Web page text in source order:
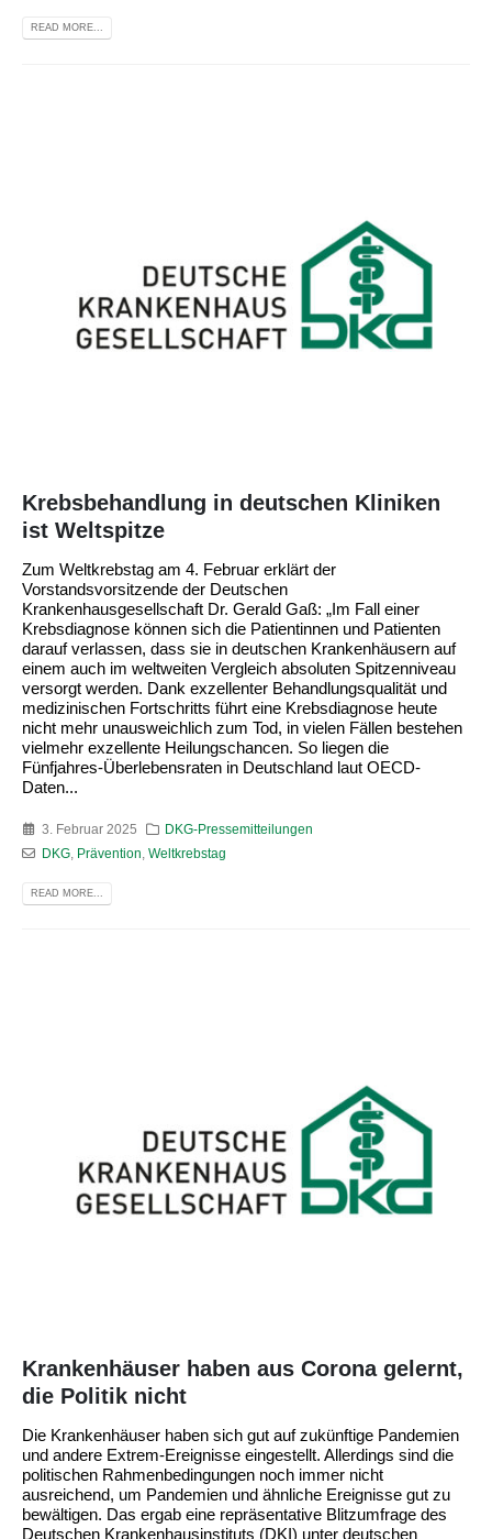
READ MORE...
Krebsbehandlung in deutschen Kliniken
ist Weltspitze
Zum Weltkrebstag am 4. Februar erklärt der
Vorstandsvorsitzende der Deutschen
Krankenhausgesellschaft Dr. Gerald Gaß: „Im Fall einer
Krebsdiagnose können sich die Patientinnen und Patienten
darauf verlassen, dass sie in deutschen Krankenhäusern auf
einem auch im weltweiten Vergleich absoluten Spitzenniveau
versorgt werden. Dank exzellenter Behandlungsqualität und
medizinischen Fortschritts führt eine Krebsdiagnose heute
nicht mehr unausweichlich zum Tod, in vielen Fällen bestehen
vielmehr exzellente Heilungschancen. So liegen die
Fünfjahres-Überlebensraten in Deutschland laut OECD-
Daten...
3. Februar 2025
DKG-Pressemitteilungen
DKG, Prävention Weltkrebstag
READ MORE...
Krankenhäuser haben aus Corona gelernt,
die Politik nicht
Die Krankenhäuser haben sich gut auf zukünftige Pandemien
und andere Extrem-Ereignisse eingestellt. Allerdings sind die
politischen Rahmenbedingungen noch immer nicht
ausreichend, um Pandemien und ähnliche Ereignisse gut zu
bewältigen. Das ergab eine repräsentative Blitzumfrage des
Deutschen Krankenhausinstituts (DKI) unter deutschen